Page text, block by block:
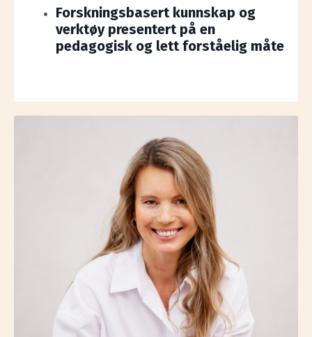
Forskningsbasert kunnskap og
verktøy presentert på en
pedagogisk og lett forståelig måte